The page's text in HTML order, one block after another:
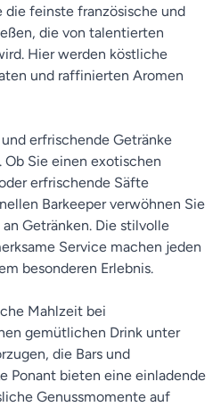
die feinste französische und
die von talentierten
Hier werden köstliche
und raffinierten Aromen
erfrischende Getränke
Ob Sie einen exotischen
erfrischende Säfte
Barkeeper verwöhnen Sie
Getränken. Die stilvolle
Service machen jeden
besonderen Erlebnis.
Mahlzeit bei
gemütlichen Drink unter
die Bars und
Ponant bieten eine einladende
Genussmomente auf